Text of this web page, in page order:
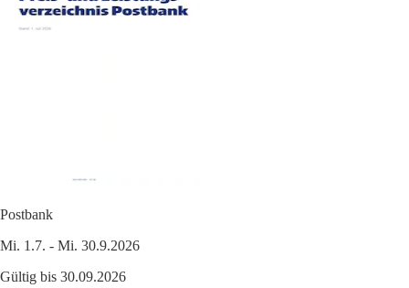
Postbank
Mi. 1.7. - Mi. 30.9.2026
Gültig bis 30.09.2026